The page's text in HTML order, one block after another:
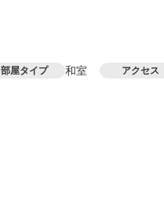
部屋タイプ 和室 アクセス